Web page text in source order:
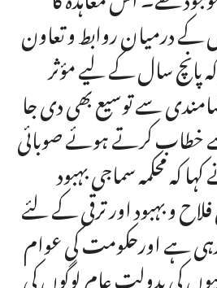
کے درمیان روابط و تعاون
پانچ سال کے لیے مؤثر
سے توسیع بھی دی جا
کرتے ہوئے صوبائی
کہ محکمہ سماجی بہبود
و بہبود اور ترقی کے لئے
ہے اورحکومت کی عوام
کی بدولت عام لوگوں کی